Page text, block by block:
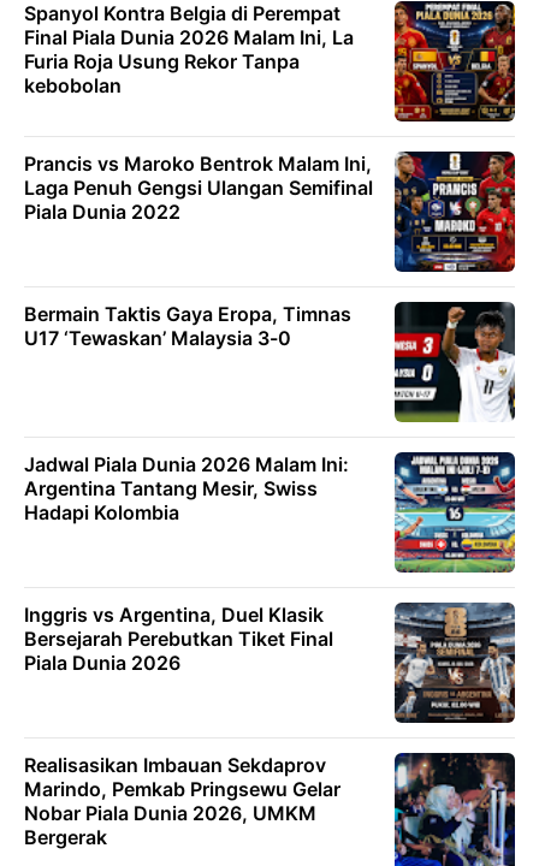
Spanyol Kontra Belgia di Perempat
Final Piala Dunia 2026 Malam Ini, La
Furia Roja Usung Rekor Tanpa
kebobolan
Prancis vs Maroko Bentrok Malam Ini,
Laga Penuh Gengsi Ulangan Semifinal
Piala Dunia 2022
Bermain Taktis Gaya Eropa, Timnas
U17 ‘Tewaskan’ Malaysia 3-0
Jadwal Piala Dunia 2026 Malam Ini:
Argentina Tantang Mesir, Swiss
Hadapi Kolombia
Inggris vs Argentina, Duel Klasik
Bersejarah Perebutkan Tiket Final
Piala Dunia 2026
Realisasikan Imbauan Sekdaprov
Marindo, Pemkab Pringsewu Gelar
Nobar Piala Dunia 2026, UMKM
Bergerak